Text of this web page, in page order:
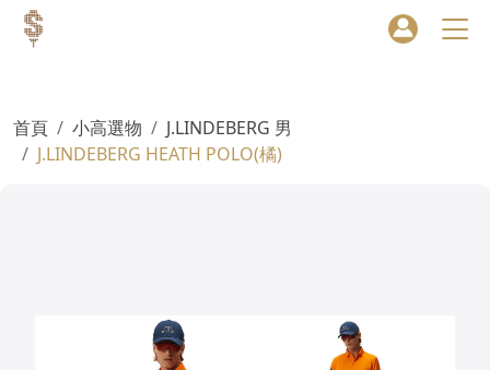
首頁 小高選物
J.LINDEBERG 男
J.LINDEBERG HEATH POLO(橘)